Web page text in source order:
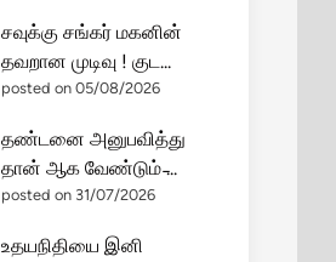
சவுக்கு சங்கர் மகனின்
தவறான முடிவு ! குட...
posted on 05/08/2026
தண்டனை அனுபவித்து
தான் ஆக வேண்டும் ̵...
posted on 31/07/2026
உதயநிதியை இனி